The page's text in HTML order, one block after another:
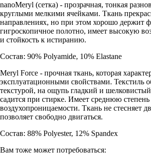
nanoMeryl (cетка) - прозрачная, тонкая
круглыми мелкими ячейками. Ткань
направлениях, но при этом хорошо держит
гигроскопичное полотно, имеет высокую
и стойкость к истиранию.
Состав: 90% Polyamide, 10% Elastane
Meryl Force - прочная ткань, которая
эксплуатационными свойствами. Текстиль
текстурой, на ощупь гладкий и
садится при стирке. Имеет среднюю степень
воздухопроницаемости. Ткань не стесняет
позволяет свободно двигаться.
Состав: 88% Polyester, 12% Spandex
Вам тоже может потребоваться: